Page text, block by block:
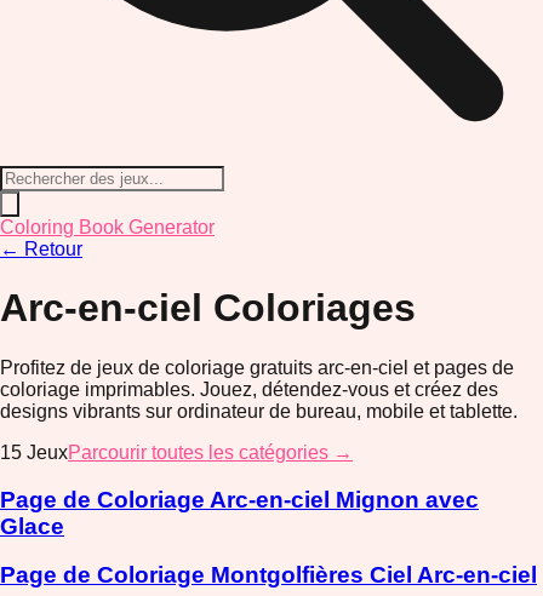
Coloring Book Generator
← Retour
Arc-en-ciel Coloriages
Profitez de jeux de coloriage gratuits arc-en-ciel et pages de
coloriage imprimables. Jouez, détendez-vous et créez des
designs vibrants sur ordinateur de bureau, mobile et tablette.
15 JeuxParcourir toutes les catégories →
Page de Coloriage Arc-en-ciel Mignon avec
Glace
Page de Coloriage Montgolfières Ciel Arc-en-ciel